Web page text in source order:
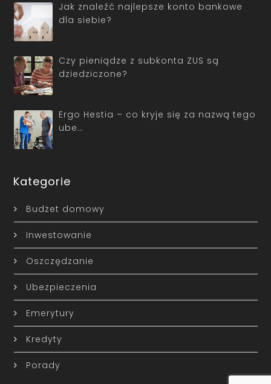
Jak znaleźć najlepsze konto bankowe
dla siebie?
Czy pieniądze z subkonta ZUS są
dziedziczone?
Ergo Hestia – co kryje się za nazwą tego
ube…
Kategorie
Budżet domowy
Inwestowanie
Oszczędzanie
Ubezpieczenia
Emerytury
Kredyty
Porady